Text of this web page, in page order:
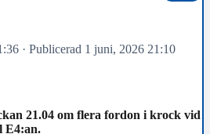
· Publicerad 1 juni, 2026 21:10
21.04 om flera fordon i krock vid
E4:an.